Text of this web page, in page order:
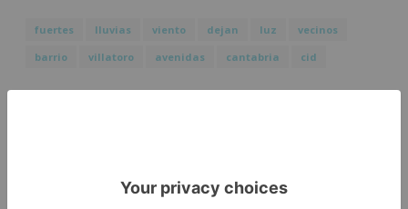
fuertes lluvias viento dejan luz
vecinos
barrio
villatoro avenidas cantabria cid
avisar otro conductor que se
había caído de la bicicleta